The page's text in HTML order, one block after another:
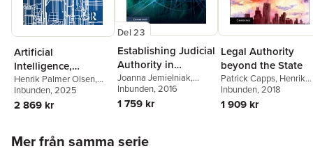
Artificial
Intelligence,
Humans and the
Law
Henrik Palmer Olsen,
Jacob Livingston Slosser
Salome Addo Ravn
Johan Eddebo
Inbunden, 2025
2 869 kr
Del 23
Establishing Judicial
Authority in
International
Economic Law
Joanna Jemielniak,
Laura Nielsen,Henrik
Palmer Olsen
Inbunden, 2016
1 759 kr
Legal Authority
beyond the State
Patrick Capps, Henrik
Palmer Olsen
Inbunden, 2018
1 909 kr
Mer från samma serie